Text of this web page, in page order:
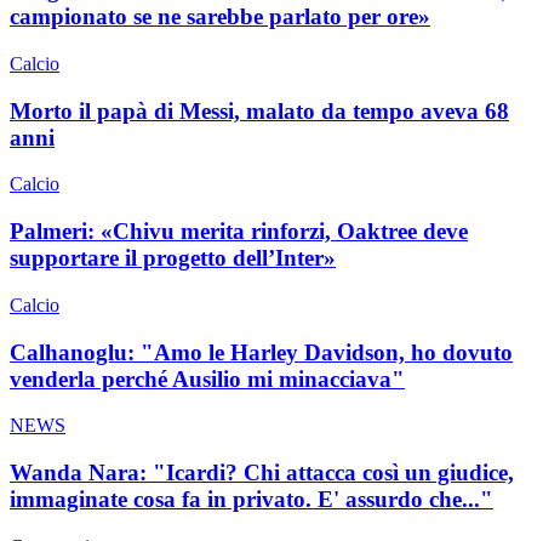
campionato se ne sarebbe parlato per ore»
Calcio
Morto il papà di Messi, malato da tempo aveva 68
anni
Calcio
Palmeri: «Chivu merita rinforzi, Oaktree deve
supportare il progetto dell’Inter»
Calcio
Calhanoglu: "Amo le Harley Davidson, ho dovuto
venderla perché Ausilio mi minacciava"
NEWS
Wanda Nara: "Icardi? Chi attacca così un giudice,
immaginate cosa fa in privato. E' assurdo che..."